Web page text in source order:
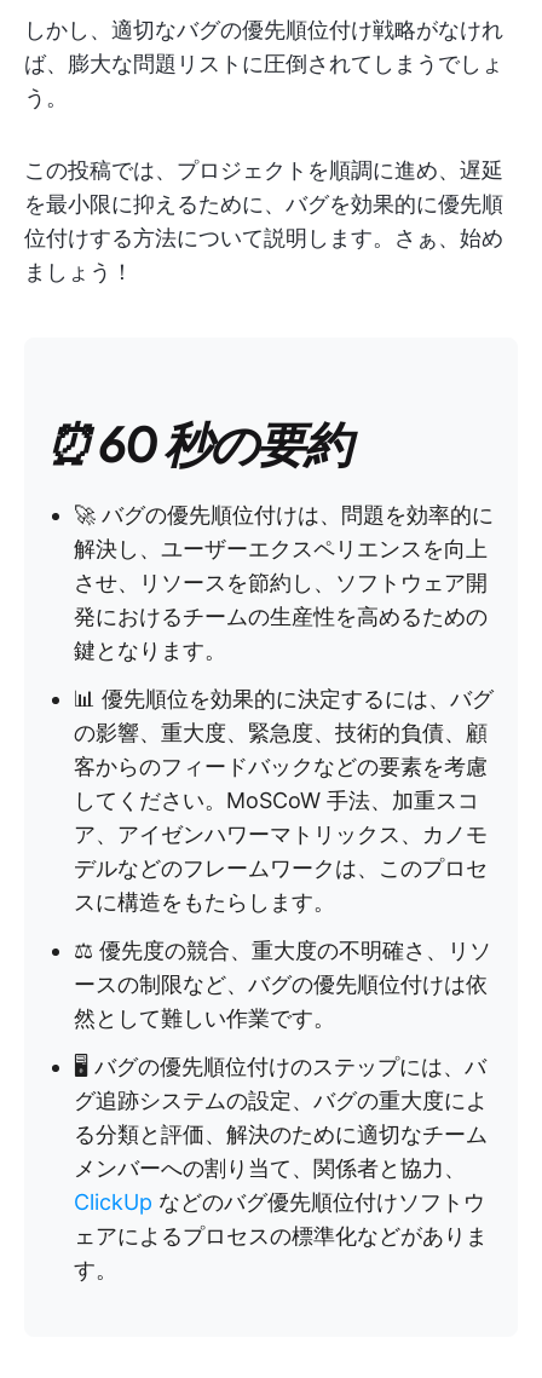
しかし、適切なバグの優先順位付け戦略がなけれ
ば、膨大な問題リストに圧倒されてしまうでしょ
う。
この投稿では、プロジェクトを順調に進め、遅延
を最小限に抑えるために、バグを効果的に優先順
位付けする方法について説明します。さぁ、始め
ましょう！
⏰ 60 秒の要約
🚀 バグの優先順位付けは、問題を効率的に
解決し、ユーザーエクスペリエンスを向上
させ、リソースを節約し、ソフトウェア開
発におけるチームの生産性を高めるための
鍵となります。
📊 優先順位を効果的に決定するには、バグ
の影響、重大度、緊急度、技術的負債、顧
客からのフィードバックなどの要素を考慮
してください。MoSCoW 手法、加重スコ
ア、アイゼンハワーマトリックス、カノモ
デルなどのフレームワークは、このプロセ
スに構造をもたらします。
⚖️ 優先度の競合、重大度の不明確さ、リソ
ースの制限など、バグの優先順位付けは依
然として難しい作業です。
🖥️ バグの優先順位付けのステップには、バ
グ追跡システムの設定、バグの重大度によ
る分類と評価、解決のために適切なチーム
メンバーへの割り当て、関係者と協力、
ClickUp などのバグ優先順位付けソフトウ
ェアによるプロセスの標準化などがありま
す。